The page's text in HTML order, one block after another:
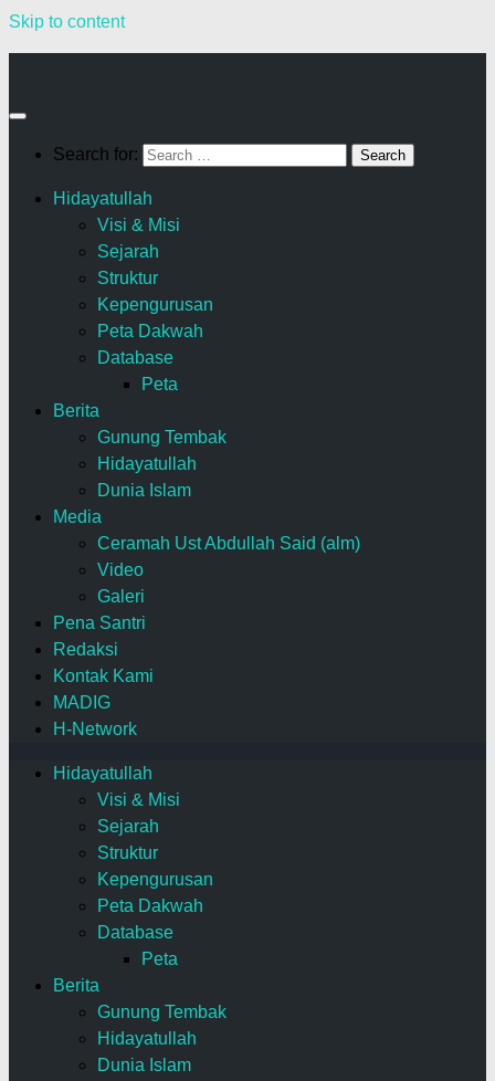
Skip to content
Search for:
Hidayatullah
Visi & Misi
Sejarah
Struktur
Kepengurusan
Peta Dakwah
Database
Peta
Berita
Gunung Tembak
Hidayatullah
Dunia Islam
Media
Ceramah Ust Abdullah Said (alm)
Video
Galeri
Pena Santri
Redaksi
Kontak Kami
MADIG
H-Network
Hidayatullah
Visi & Misi
Sejarah
Struktur
Kepengurusan
Peta Dakwah
Database
Peta
Berita
Gunung Tembak
Hidayatullah
Dunia Islam